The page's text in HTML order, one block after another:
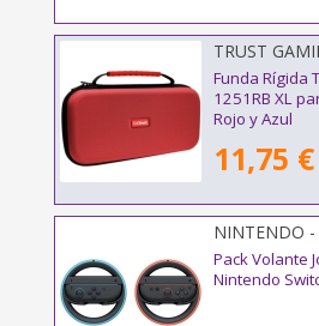
TRUST
Funda Rígida
1251RB XL
Rojo y Azul
11,75 €
NINTENDO -
Pack Volante
Nintendo